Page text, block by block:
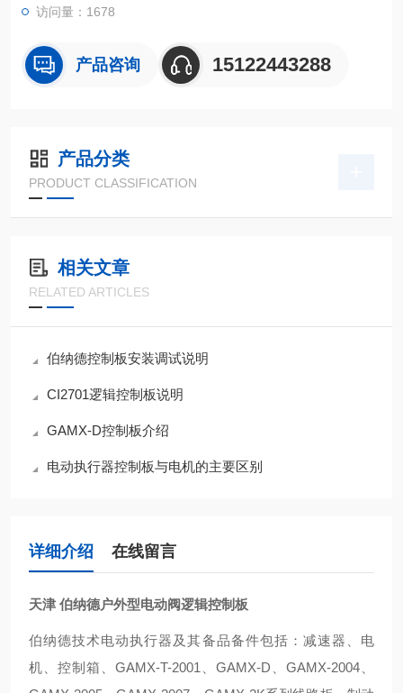
访问量：1678
产品咨询 15122443288
产品分类
PRODUCT CLASSIFICATION
相关文章
RELATED ARTICLES
伯纳德控制板安装调试说明
CI2701逻辑控制板说明
GAMX-D控制板介绍
电动执行器控制板与电机的主要区别
详细介绍 在线留言
天津 伯纳德户外型电动阀逻辑控制板
伯纳德技术电动执行器及其备品备件包括：减速器、电
机、控制箱、GAMX-T-2001、GAMX-D、GAMX-2004、